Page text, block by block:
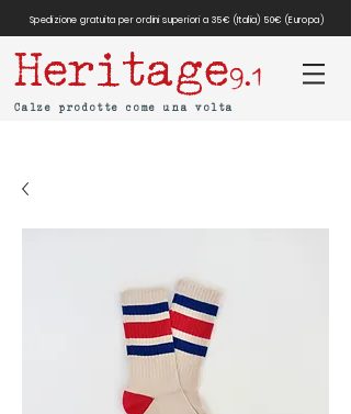
Spedizione gratuita per ordini superiori a 35€ (Italia) 50€ (Europa)
Heritage9.1
Calze prodotte come una volta